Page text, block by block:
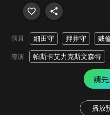
演員 細田守 押井守 戴
導演 帕斯卡艾力克斯文森特
請
播放